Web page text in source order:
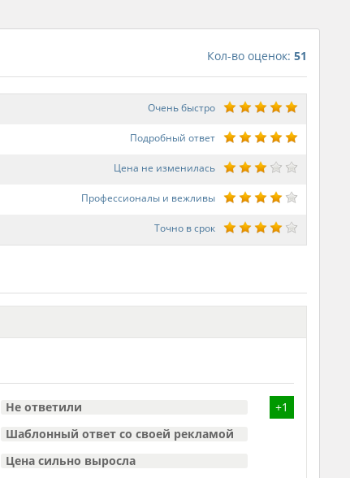
Кол-во оценок: 51
Очень быстро
Подробный ответ
Цена не изменилась
Профессионалы и вежливы
Точно в срок
+1
Не ответили
Шаблонный ответ со своей рекламой
Цена сильно выросла